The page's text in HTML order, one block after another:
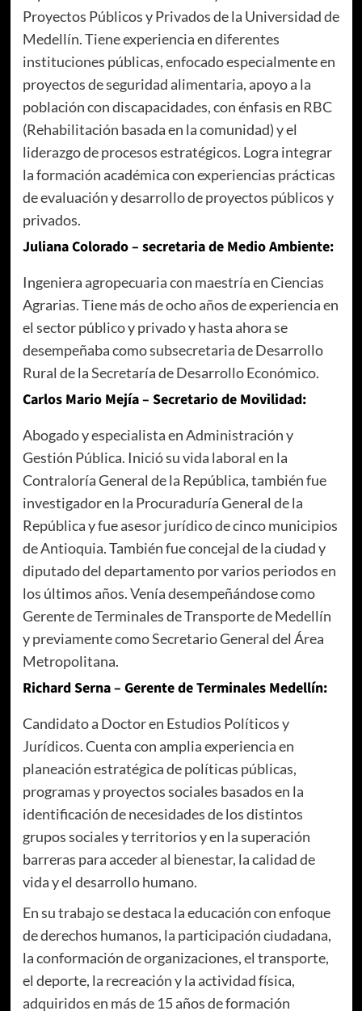
Proyectos Públicos y Privados de la Universidad de
Medellín. Tiene experiencia en diferentes
instituciones públicas, enfocado especialmente en
proyectos de seguridad alimentaria, apoyo a la
población con discapacidades, con énfasis en RBC
(Rehabilitación basada en la comunidad) y el
liderazgo de procesos estratégicos. Logra integrar
la formación académica con experiencias prácticas
de evaluación y desarrollo de proyectos públicos y
privados.
Juliana Colorado – secretaria de Medio Ambiente:
Ingeniera agropecuaria con maestría en Ciencias
Agrarias. Tiene más de ocho años de experiencia en
el sector público y privado y hasta ahora se
desempeñaba como subsecretaria de Desarrollo
Rural de la Secretaría de Desarrollo Económico.
Carlos Mario Mejía – Secretario de Movilidad:
Abogado y especialista en Administración y
Gestión Pública. Inició su vida laboral en la
Contraloría General de la República, también fue
investigador en la Procuraduría General de la
República y fue asesor jurídico de cinco municipios
de Antioquia. También fue concejal de la ciudad y
diputado del departamento por varios periodos en
los últimos años. Venía desempeñándose como
Gerente de Terminales de Transporte de Medellín
y previamente como Secretario General del Área
Metropolitana.
Richard Serna – Gerente de Terminales Medellín:
Candidato a Doctor en Estudios Políticos y
Jurídicos. Cuenta con amplia experiencia en
planeación estratégica de políticas públicas,
programas y proyectos sociales basados en la
identificación de necesidades de los distintos
grupos sociales y territorios y en la superación
barreras para acceder al bienestar, la calidad de
vida y el desarrollo humano.
En su trabajo se destaca la educación con enfoque
de derechos humanos, la participación ciudadana,
la conformación de organizaciones, el transporte,
el deporte, la recreación y la actividad física,
adquiridos en más de 15 años de formación